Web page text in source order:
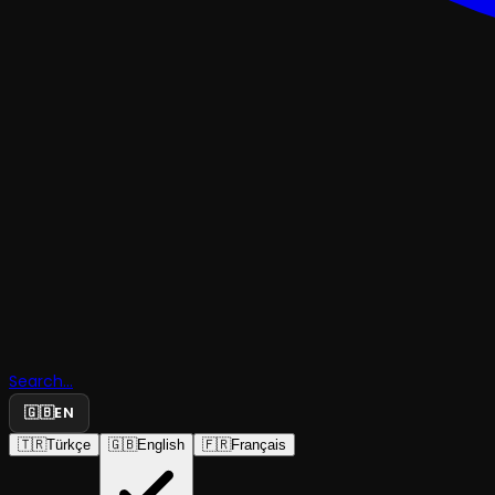
Search...
🇬🇧EN
🇹🇷Türkçe 🇬🇧English 🇫🇷Français
Fısıltı